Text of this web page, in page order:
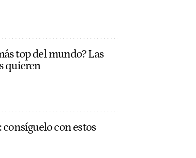
top del mundo? Las
quieren
con estos